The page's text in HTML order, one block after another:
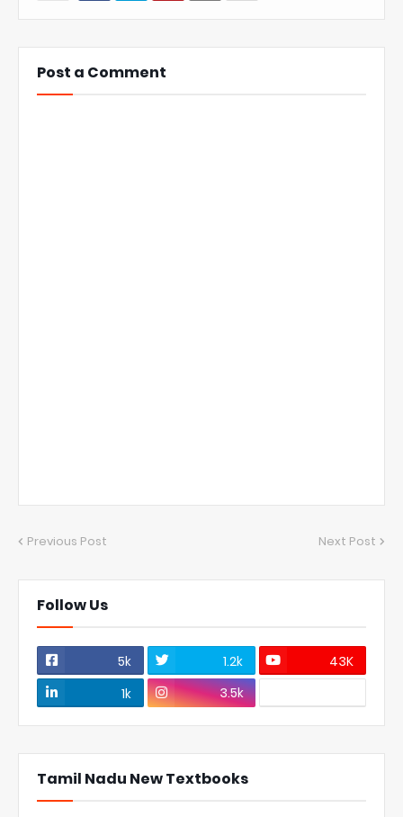
Post a Comment
Previous Post Next Post
Follow Us
5k 1.2k
43K
1k
3.5k
Tamil Nadu New Textbooks